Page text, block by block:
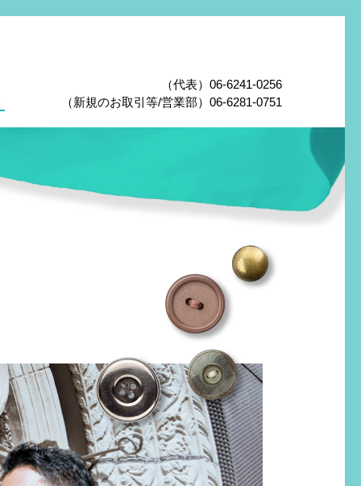
（代表）06-6241-0256
（新規のお取引等/営業部）06-6281-0751